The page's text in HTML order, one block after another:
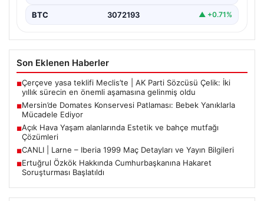
BTC 3072193 ▲ +0.71%
Son Eklenen Haberler
■Çerçeve yasa teklifi Meclis’te | AK Parti Sözcüsü Çelik: İki
yıllık sürecin en önemli aşamasına gelinmiş oldu
■Mersin’de Domates Konservesi Patlaması: Bebek Yanıklarla
Mücadele Ediyor
■Açık Hava Yaşam alanlarında Estetik ve bahçe mutfağı
Çözümleri
■CANLI | Larne – Iberia 1999 Maç Detayları ve Yayın Bilgileri
■Ertuğrul Özkök Hakkında Cumhurbaşkanına Hakaret
Soruşturması Başlatıldı